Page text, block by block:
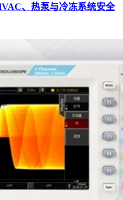
、热泵与冷冻系统安全